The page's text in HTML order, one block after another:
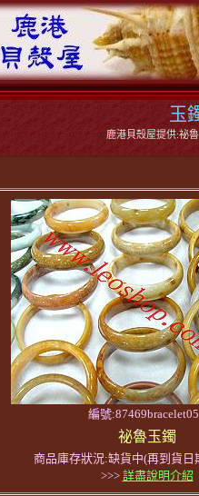
玉
鹿港貝殼屋提供:祕
編號
祕魯玉鐲
商品庫存狀況:缺貨中(再到貨日
>>> 詳盡說明介紹